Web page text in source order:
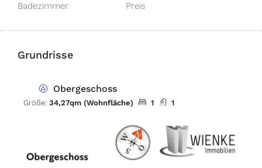
Badezimmer Preis
Grundrisse
Obergeschoss
Größe: 34,27qm (Wohnfläche) 1 1